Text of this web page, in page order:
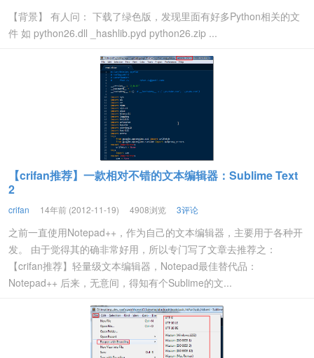
【背景】 有人问： 下载了绿色版，发现里面有好多Python相关的文
件 如 python26.dll _hashlib.pyd python26.zip ...
【crifan推荐】一款相对不错的文本编辑器：Sublime Text
2
crifan 14年前 (2012-11-19) 4908浏览 3评论
之前一直使用Notepad++，作为自己的文本编辑器，主要用于各种开
发。 由于觉得其的确非常好用，所以专门写了文章去推荐之：
【crifan推荐】轻量级文本编辑器，Notepad最佳替代品：
Notepad++ 后来，无意间，得知有个Sublime的文...